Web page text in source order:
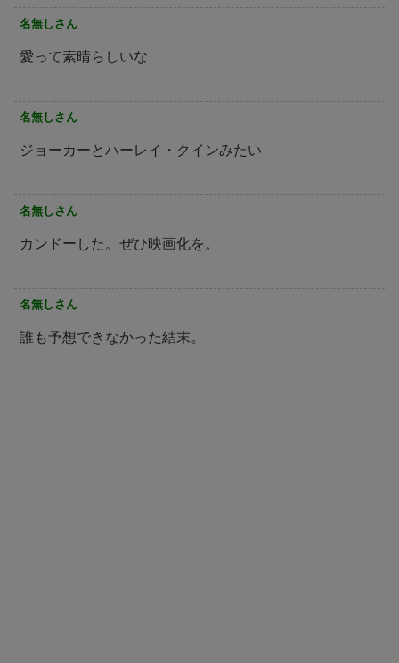
名無しさん
愛って素晴らしいな
名無しさん
ジョーカーとハーレイ・クインみたい
名無しさん
カンドーした。ぜひ映画化を。
名無しさん
誰も予想できなかった結末。